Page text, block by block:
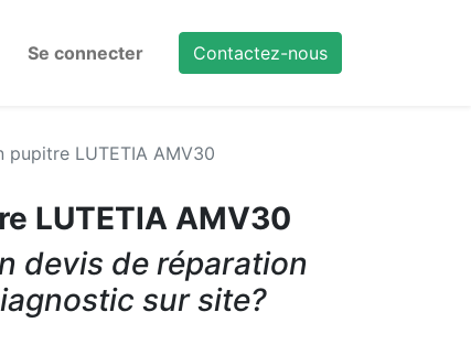
Se connecter Contactez-nous
pupitre LUTETIA AMV30
LUTETIA AMV30
devis de réparation
sur site?